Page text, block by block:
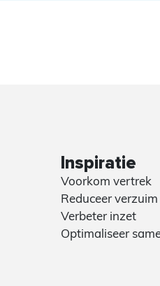
Inspiratie
Voorkom vertrek
Reduceer verzuim
Verbeter inzet
Optimaliseer